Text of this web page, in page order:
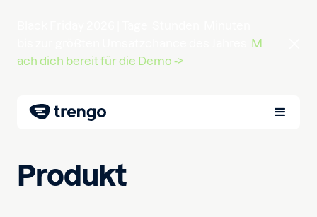
M
ach dich bereit für die Demo ->
Produkt